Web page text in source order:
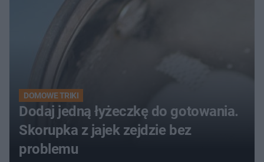
DOMOWE TRIKI
Dodaj jedną łyżeczkę do gotowania.
Skorupka z jajek zejdzie bez
problemu